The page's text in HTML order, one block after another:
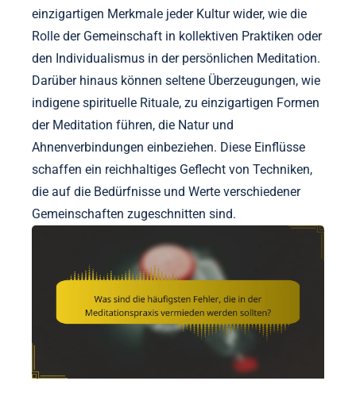
einzigartigen Merkmale jeder Kultur wider, wie die
Rolle der Gemeinschaft in kollektiven Praktiken oder
den Individualismus in der persönlichen Meditation.
Darüber hinaus können seltene Überzeugungen, wie
indigene spirituelle Rituale, zu einzigartigen Formen
der Meditation führen, die Natur und
Ahnenverbindungen einbeziehen. Diese Einflüsse
schaffen ein reichhaltiges Geflecht von Techniken,
die auf die Bedürfnisse und Werte verschiedener
Gemeinschaften zugeschnitten sind.